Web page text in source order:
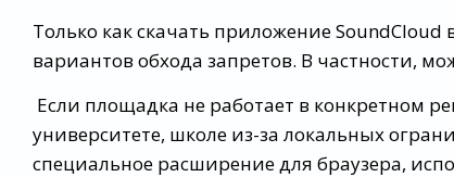
Только как скачать приложение SoundCloud
вариантов обхода запретов. В частности,
Если площадка не работает в конкретном
университете, школе из-за локальных
специальное расширение для браузера,